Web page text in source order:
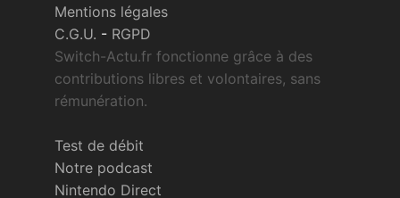
Mentions légales
C.G.U. - RGPD
Switch-Actu.fr fonctionne grâce à des
contributions libres et volontaires, sans
rémunération.
Test de débit
Notre podcast
Nintendo Direct